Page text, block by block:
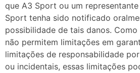
que A3 Sport ou um
Sport tenha sido notificado
possibilidade de tais danos.
não permitem limitações em
limitações de responsabilidade
ou incidentais, essas limitações